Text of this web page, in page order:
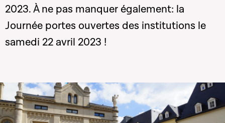
2023. À ne pas manquer également: la
Journée portes ouvertes des institutions le
samedi 22 avril 2023 !